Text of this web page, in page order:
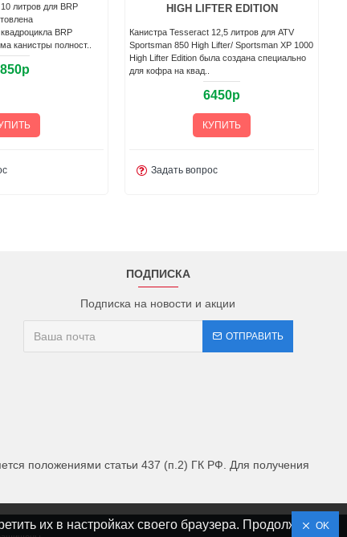
334х110х875
цвета: Черный,
Канистра Tesseract 20 литров для UTV RZR
Tesseract UTV, разработанной для линейки
спортивных багги Polari..
8500р
КУПИТЬ
Задать вопрос
ПОДПИСКА
Подписка на новости и акции
ОТПРАВИТЬ
положениями статьи 437 (п.2) ГК РФ. Для получения
OK
их в настройках своего браузера. Продолжая